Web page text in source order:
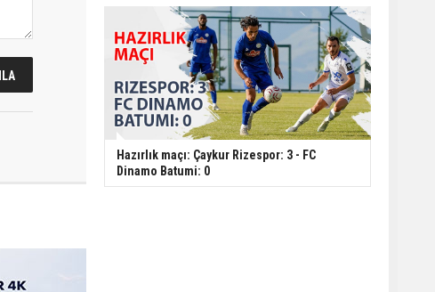
Hazırlık maçı: Çaykur Rizespor: 3 - FC
Dinamo Batumi: 0